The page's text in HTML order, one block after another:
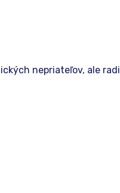
nepriateľov, ale radi